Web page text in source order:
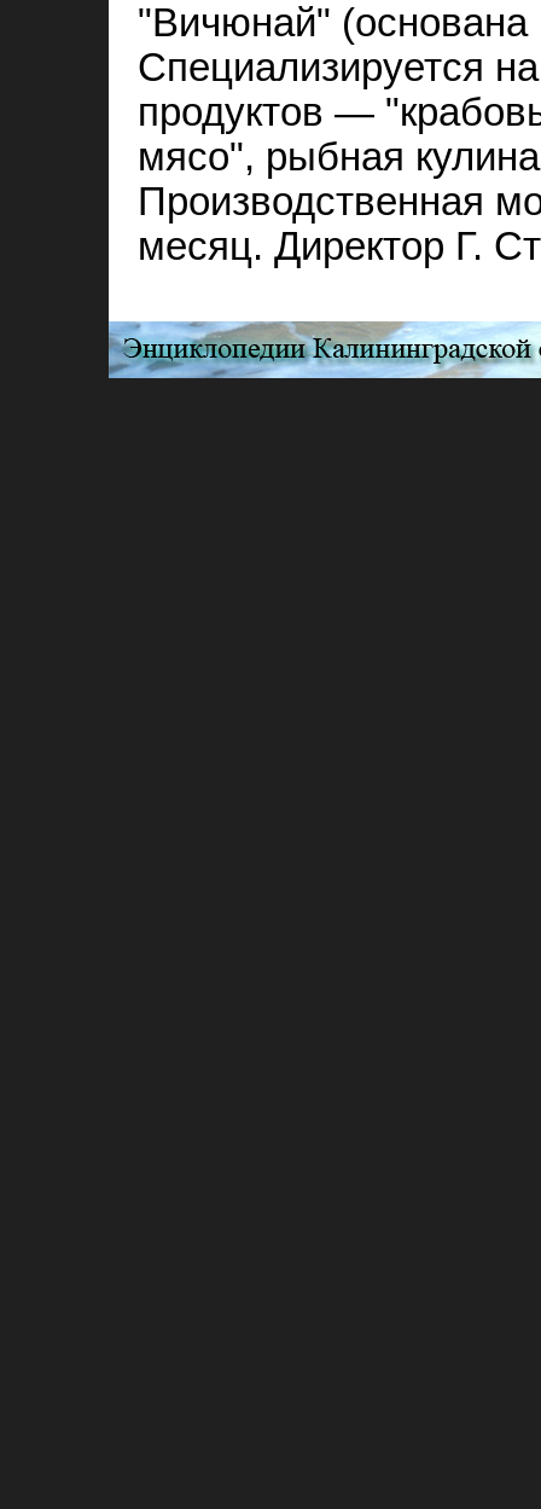
"Вичюнай" (основана
Специализируется
продуктов —
мясо", рыбная
Производственная
месяц. Директор Г.